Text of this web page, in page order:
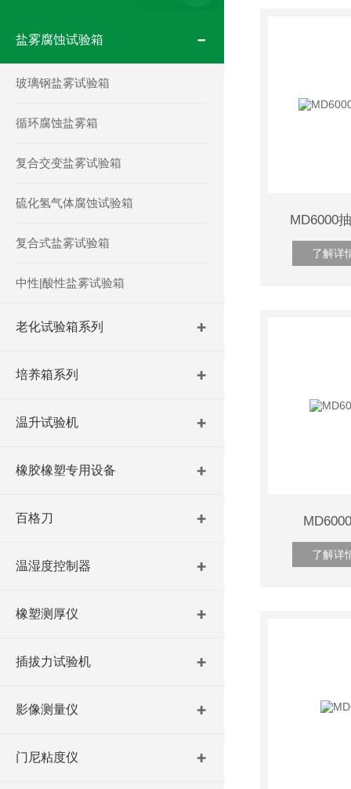
盐雾腐蚀试验箱
玻璃钢盐雾试验箱
循环腐蚀盐雾箱
复合交变盐雾试验箱
硫化氢气体腐蚀试验箱
复合式盐雾试验箱
中性|酸性盐雾试验箱
老化试验箱系列
培养箱系列
温升试验机
橡胶橡塑专用设备
百格刀
温湿度控制器
橡塑测厚仪
插拔力试验机
影像测量仪
门尼粘度仪
MD6000
了解详
了解详